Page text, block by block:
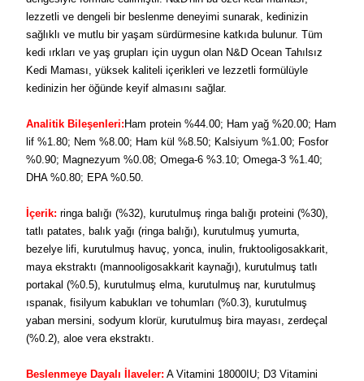
lezzetli ve dengeli bir beslenme deneyimi sunarak, kedinizin
sağlıklı ve mutlu bir yaşam sürdürmesine katkıda bulunur. Tüm
kedi ırkları ve yaş grupları için uygun olan N&D Ocean Tahılsız
Kedi Maması, yüksek kaliteli içerikleri ve lezzetli formülüyle
kedinizin her öğünde keyif almasını sağlar.
Analitik Bileşenleri: Ham protein %44.00; Ham yağ %20.00; Ham
lif %1.80; Nem %8.00; Ham kül %8.50; Kalsiyum %1.00; Fosfor
%0.90; Magnezyum %0.08; Omega-6 %3.10; Omega-3 %1.40;
DHA %0.80; EPA %0.50.
İçerik: ringa balığı (%32), kurutulmuş ringa balığı proteini (%30),
tatlı patates, balık yağı (ringa balığı), kurutulmuş yumurta,
bezelye lifi, kurutulmuş havuç, yonca, inulin, fruktooligosakkarit,
maya ekstraktı (mannooligosakkarit kaynağı), kurutulmuş tatlı
portakal (%0.5), kurutulmuş elma, kurutulmuş nar, kurutulmuş
ıspanak, fisilyum kabukları ve tohumları (%0.3), kurutulmuş
yaban mersini, sodyum klorür, kurutulmuş bira mayası, zerdeçal
(%0.2), aloe vera ekstraktı.
Beslenmeye Dayalı İlaveler: A Vitamini 18000IU; D3 Vitamini